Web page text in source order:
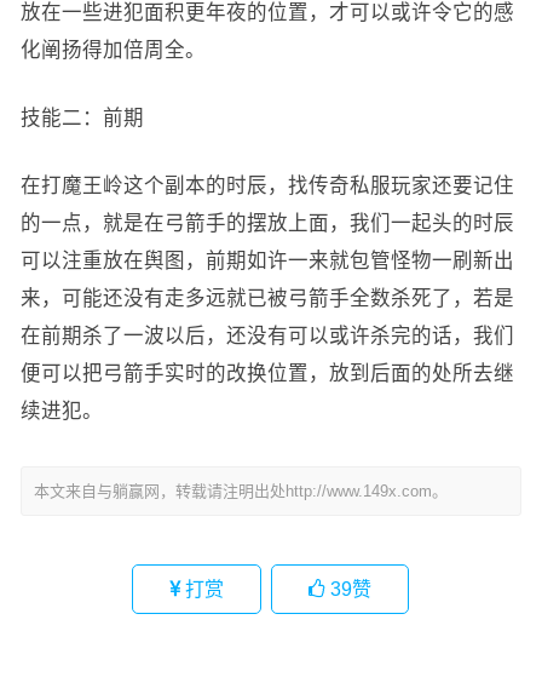
放在一些进犯面积更年夜的位置，才可以或许令它的感
化阐扬得加倍周全。
技能二：前期
在打魔王岭这个副本的时辰，找传奇私服玩家还要记住
的一点，就是在弓箭手的摆放上面，我们一起头的时辰
可以注重放在舆图，前期如许一来就包管怪物一刷新出
来，可能还没有走多远就已被弓箭手全数杀死了，若是
在前期杀了一波以后，还没有可以或许杀完的话，我们
便可以把弓箭手实时的改换位置，放到后面的处所去继
续进犯。
本文来自与躺赢网，转载请注明出处http://www.149x.com。
打赏 39赞